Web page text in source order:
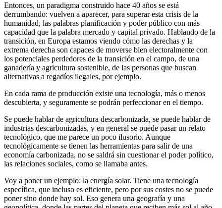
Entonces, un paradigma construido hace 40 años se está
derrumbando: vuelven a aparecer, para superar esta crisis de la
humanidad, las palabras planificación y poder público con más
capacidad que la palabra mercado y capital privado. Hablando de la
transición, en Europa estamos viendo cómo las derechas y la
extrema derecha son capaces de moverse bien electoralmente con
los potenciales perdedores de la transición en el campo, de una
ganadería y agricultura sostenible, de las personas que buscan
alternativas a regadíos ilegales, por ejemplo.
En cada rama de producción existe una tecnología, más o menos
descubierta, y seguramente se podrán perfeccionar en el tiempo.
Se puede hablar de agricultura descarbonizada, se puede hablar de
industrias descarbonizadas, y en general se puede pasar un relato
tecnológico, que me parece un poco ilusorio. Aunque
tecnológicamente se tienen las herramientas para salir de una
economía carbonizada, no se saldrá sin cuestionar el poder político,
las relaciones sociales, como se llamaba antes.
Voy a poner un ejemplo: la energía solar. Tiene una tecnología
específica, que incluso es eficiente, pero por sus costes no se puede
poner sino donde hay sol. Eso genera una geografía y una